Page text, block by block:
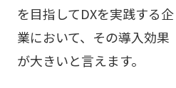
を目指してDXを実践する企
業において、その導入効果
が大きいと言えます。